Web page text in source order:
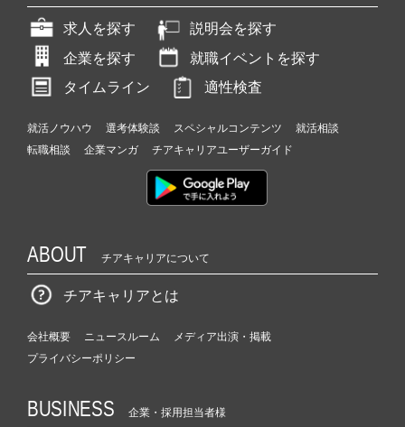
求人を探す
説明会を探す
企業を探す
就職イベントを探す
タイムライン
適性検査
就活ノウハウ 選考体験談 スペシャルコンテンツ
就活相談
転職相談
企業マンガ チアキャリアユーザーガイド
ABOUT チアキャリアについて
チアキャリアとは
会社概要 ニュースルーム
メディア出演・掲載
プライバシーポリシー
BUSINESS 企業・採用担当者様